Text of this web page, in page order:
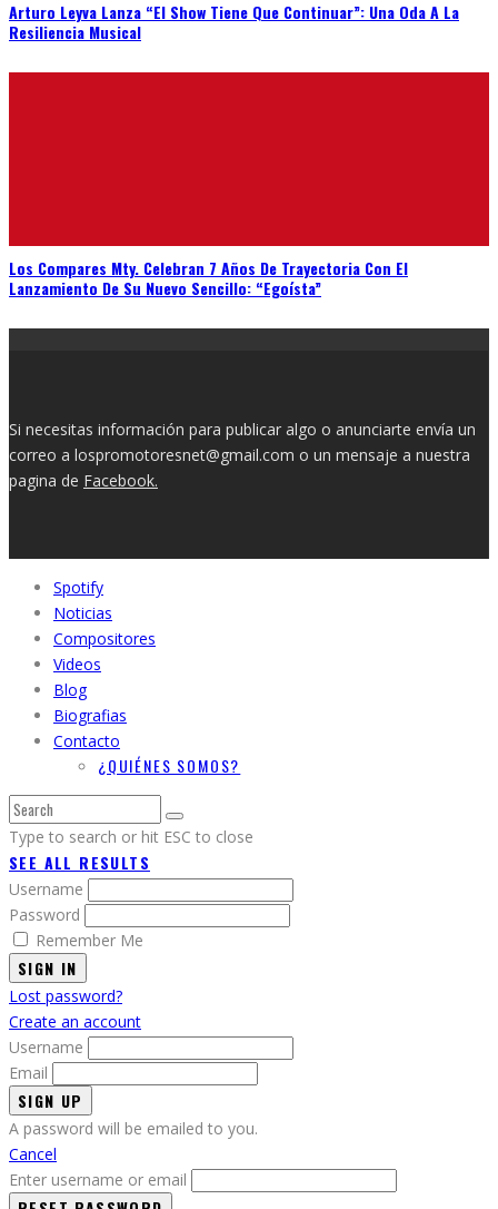
Arturo Leyva Lanza “El Show Tiene Que Continuar”: Una Oda A La
Resiliencia Musical
Los Compares Mty. Celebran 7 Años De Trayectoria Con El
Lanzamiento De Su Nuevo Sencillo: “Egoísta”
Si necesitas información para publicar algo o anunciarte envía un
correo a lospromotoresnet@gmail.com o un mensaje a nuestra
pagina de Facebook.
Spotify
Noticias
Compositores
Videos
Blog
Biografias
Contacto
¿QUIÉNES SOMOS?
Type to search or hit ESC to close
SEE ALL RESULTS
Username
Password
Remember Me
SIGN IN
Lost password?
Create an account
Username
Email
A password will be emailed to you.
Cancel
Enter username or email